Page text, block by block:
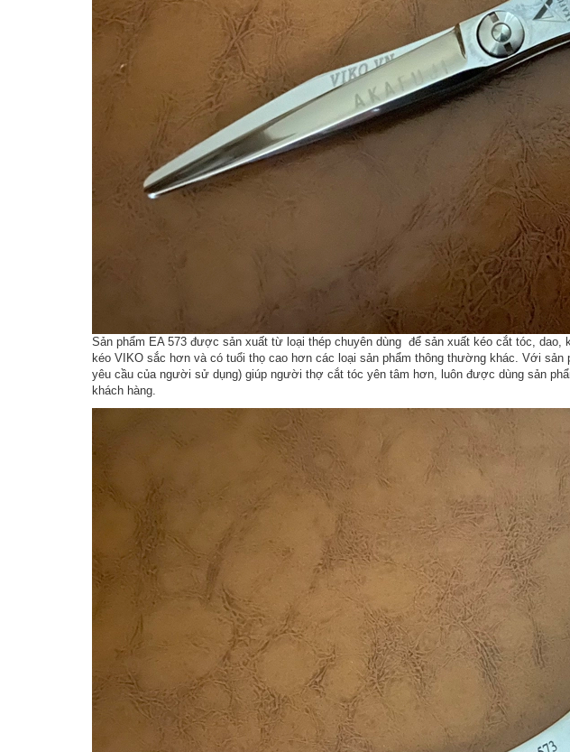
Sản phẩm EA 573 được sản xuất từ loại thép chuyên dùng để sản xuất kéo cắt tóc,
kéo VIKO sắc hơn và có tuổi thọ cao hơn các loại sản phẩm thông thường khác. Với
yêu cầu của người sử dụng) giúp người thợ cắt tóc yên tâm hơn, luôn được dùng sản
khách hàng.